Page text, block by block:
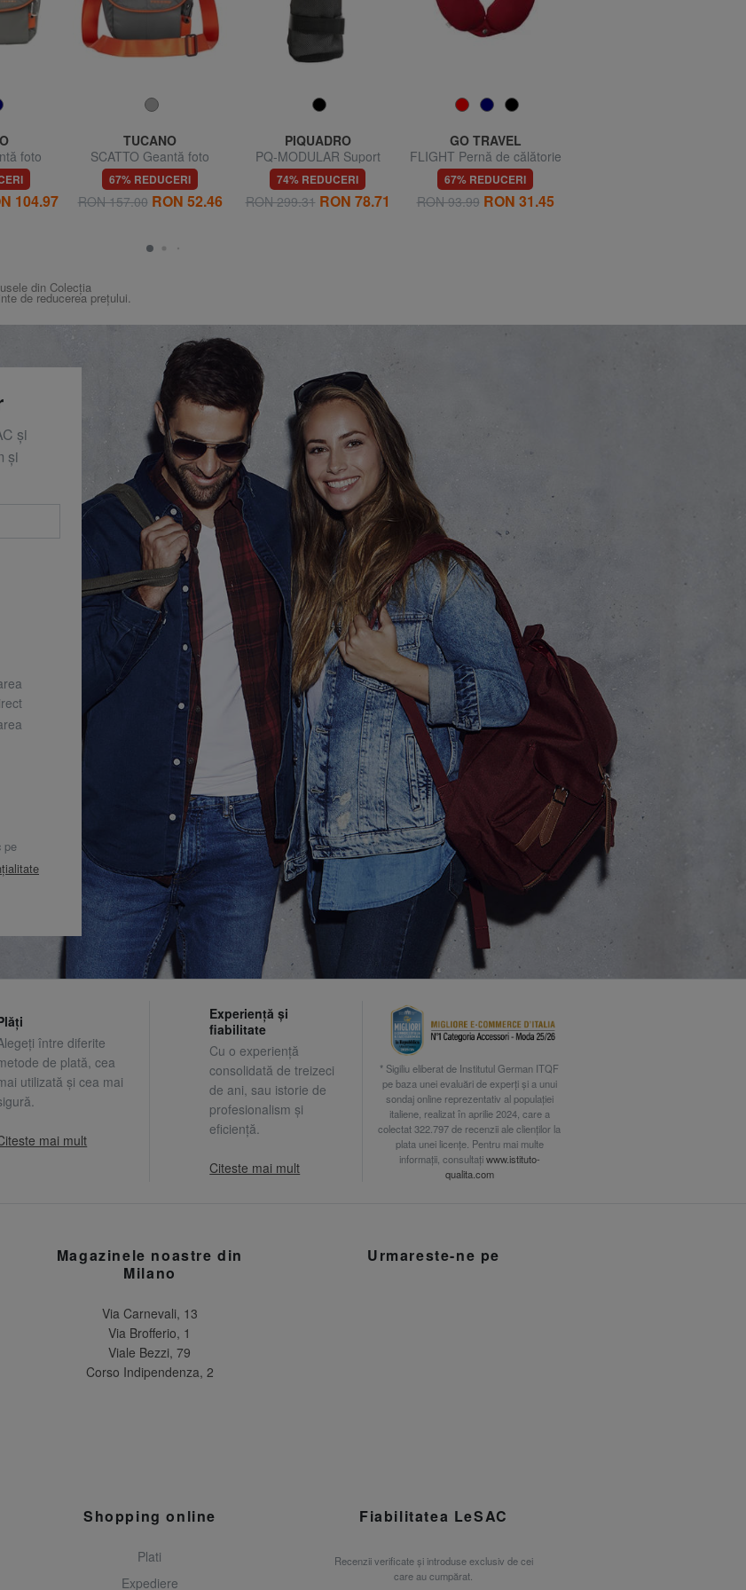
foto
104.97
TUCANO
SCATTO Geantă foto
67% REDUCERI
RON 157.00 RON 52.46
PIQUADRO
PQ-MODULAR Suport
pentru sticle de apă
74% REDUCERI
RON 299.31 RON 78.71
GO TRAVEL
FLIGHT Pernă de călătorie
67% REDUCERI
RON 93.99 RON 31.45
din Colecția
de reducerea prețului.
și
și
pe
între diferite
de plată, cea
utilizată și cea mai
mai mult
Experiență și
fiabilitate
Cu o experiență
consolidată de treizeci
de ani, sau istorie de
profesionalism și
eficiență.
Citeste mai mult
* Sigiliu eliberat de Institutul German ITQF
pe baza unei evaluări de experți și a unui
sondaj online reprezentativ al populației
italiene, realizat în aprilie 2024, care a
colectat 322.797 de recenzii ale clienților la
plata unei licențe. Pentru mai multe
informații, consultațiwww.istituto-
qualita.com
Magazinele noastre din
Milano
Via Carnevali, 13
Via Brofferio, 1
Viale Bezzi, 79
Corso Indipendenza, 2
Urmareste-ne pe
Shopping online
Plati
Expediere
Fiabilitatea LeSAC
Recenzii verificate și introduse exclusiv de cei
care au cumpărat.